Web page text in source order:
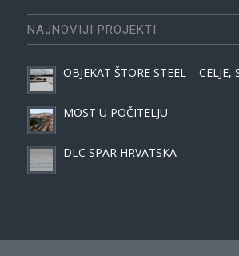
NAJNOVIJI PROJEKTI
OBJEKAT ŠTORE STEEL – CELJE,
MOST U POČITELJU
DLC SPAR HRVATSKA